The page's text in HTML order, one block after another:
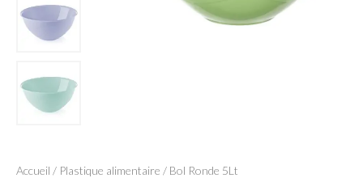
Accueil / Plastique alimentaire / Bol Ronde 5Lt